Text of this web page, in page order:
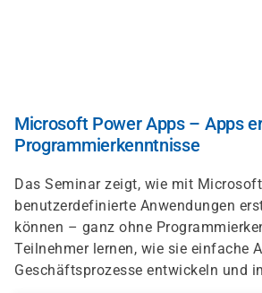
Microsoft Power Apps – Apps
Programmierkenntnisse
Das Seminar zeigt, wie mit
benutzerdefinierte Anwendungen
können – ganz ohne
Teilnehmer lernen, wie sie einfache
Geschäftsprozesse entwickeln und